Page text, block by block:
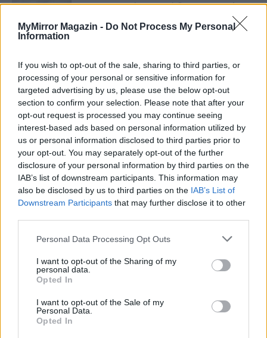
MyMirror Magazin - Do Not Process My Personal
Information
If you wish to opt-out of the sale, sharing to third parties, or
processing of your personal or sensitive information for
targeted advertising by us, please use the below opt-out
section to confirm your selection. Please note that after your
opt-out request is processed you may continue seeing
interest-based ads based on personal information utilized by
us or personal information disclosed to third parties prior to
your opt-out. You may separately opt-out of the further
disclosure of your personal information by third parties on the
IAB’s list of downstream participants. This information may
also be disclosed by us to third parties on the IAB’s List of
Downstream Participants that may further disclose it to other
Personal Data Processing Opt Outs
I want to opt-out of the Sharing of my
personal data.
Opted In
I want to opt-out of the Sale of my
Personal Data.
Opted In
Szent Genovéva, a túlélő Franciaország
Minka 12. rész
Minka 11. rész
T. szereti a fiatal lányokat 14. rész
Pedig szóltam… – Miért nem hiszünk a
nőknek, amikor segítséget kérnek?
gyűjteménye